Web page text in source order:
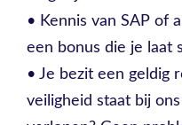
• Kennis van SAP of
een bonus die je laat
• Je bezit een geldig
veiligheid staat bij